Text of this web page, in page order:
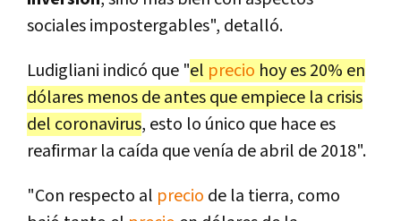
sociales impostergables", detalló.
Ludigliani indicó que "el precio hoy es 20% en
dólares menos de antes que empiece la crisis
del coronavirus, esto lo único que hace es
reafirmar la caída que venía de abril de 2018".
"Con respecto al precio de la tierra, como